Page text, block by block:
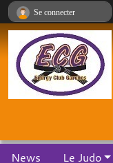
News Le Judo
Se connecter
Panneau de gestion